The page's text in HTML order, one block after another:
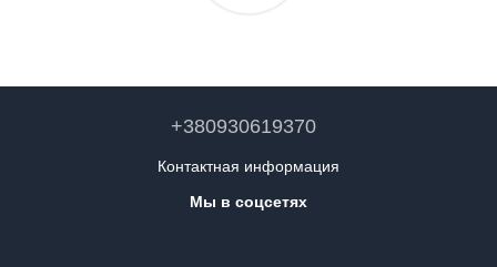
+380930619370
Контактная информация
Мы в соцсетях